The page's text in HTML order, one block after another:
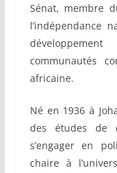
Sénat, membre
l’indépendance
communautés
africaine.
Né en 1936 à
des études de
s’engager en
chaire à